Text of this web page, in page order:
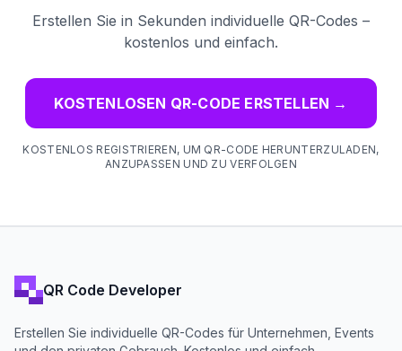
Erstellen Sie in Sekunden individuelle QR-Codes –
kostenlos und einfach.
KOSTENLOSEN QR-CODE ERSTELLEN →
KOSTENLOS REGISTRIEREN, UM QR-CODE HERUNTERZULADEN,
ANZUPASSEN UND ZU VERFOLGEN
QR Code Developer
Erstellen Sie individuelle QR-Codes für Unternehmen, Events